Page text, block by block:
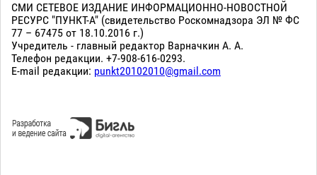
СМИ СЕТЕВОЕ ИЗДАНИЕ ИНФОРМАЦИОННО-НОВОСТНОЙ
РЕСУРС "ПУНКТ-А" (свидетельство Роскомнадзора ЭЛ № ФС
77 – 67475 от 18.10.2016 г.)
Учредитель - главный редактор Варначкин А. А.
Телефон редакции. +7-908-616-0293.
E-mail редакции: punkt20102010@gmail.com